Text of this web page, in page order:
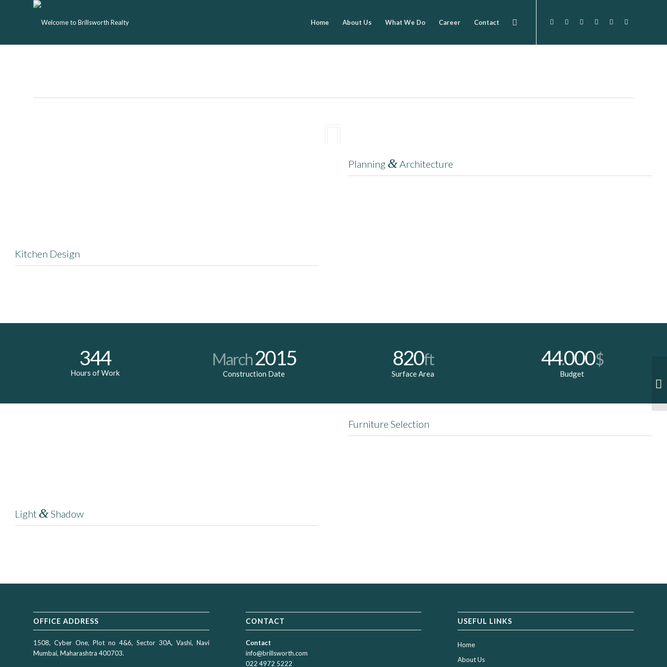
Home About Us What We Do Career Contact
Planning &Architecture
Kitchen Design
344
Hours of Work
March2015
Construction Date
820ft
Surface Area
44.000$
Budget
Furniture Selection
Light &Shadow
OFFICE ADDRESS
1508, Cyber One, Plot no 4&6, Sector 30A, Vashi, Navi
Mumbai, Maharashtra 400703.
CONTACT
Contact
info@brillsworth.com
022 4972 5222
USEFUL LINKS
Home
About Us